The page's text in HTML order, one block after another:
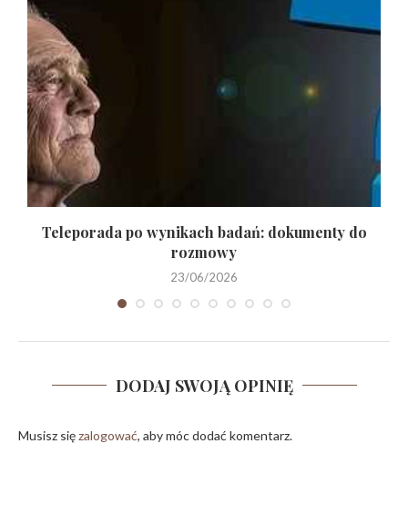
Teleporada po wynikach badań: dokumenty do
rozmowy
23/06/2026
DODAJ SWOJĄ OPINIĘ
Musisz sięzalogować, aby móc dodać komentarz.